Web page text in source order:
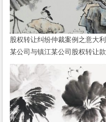
股权转让纠纷仲裁案例之意大利
某公司与镇江某公司股权转让款
支付纠纷仲裁案